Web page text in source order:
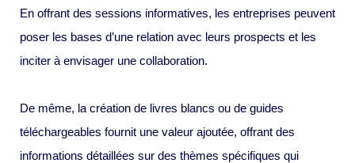
En offrant des sessions informatives, les entreprises peuvent
poser les bases d’une relation avec leurs prospects et les
inciter à envisager une collaboration.
De même, la création de livres blancs ou de guides
téléchargeables fournit une valeur ajoutée, offrant des
informations détaillées sur des thèmes spécifiques qui